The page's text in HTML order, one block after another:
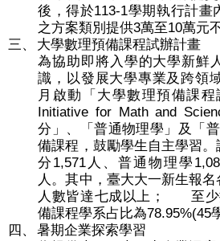
後，得於113-1學期執行計畫
之方案類別提供3萬至10萬元
三、
大學數理預備課程試辦計畫
為協助即將入學的大學新鮮
識，以發展大學專業及跨領
月啟動「大學數理預備課程
Initiative for Math and
分」、「普通物理學」及「
備課程，鼓勵學生自主學習
分 1,571 人、普通物理學
人。其中，臺大大一新生報
人數皆達七成以上；
至
備課程學系占比為78.95%(45
四、
暑期企業探索學習